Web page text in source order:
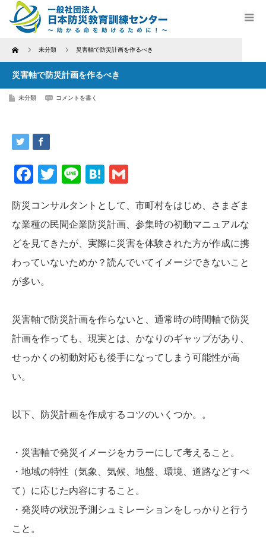
Home 未分類 災害軸で防災計画を作るべき
災害軸で防災計画を作るべき
未分類 コメントを書く
Facebook
Twitter
LineHatena
防災コンサルタントとして、市町村をはじめ、さまざま
な業種の民間企業防災計画、参集時の初動マニュアルな
どを見てきたが、実際に災害を体験された方が作成に携
わっていないためか？読んでいてイメージできないこと
が多い。
災害軸で防災計画を作らないと、通常時の時間軸で防災
計画を作っても、現実とは、かなりのギャップがあり、
せっかくの初動対応も後手になってしまう可能性が高
い。
以下、防災計画を作成するコツのいくつか。。
・災害軸で発災イメージをカラーにして考えること。
・地域の特性（気象、気候、地盤、環境、道路などすべ
て）に応じた内容にすること。
・発災時の状況予測シュミレーションをしっかりと行う
こと。